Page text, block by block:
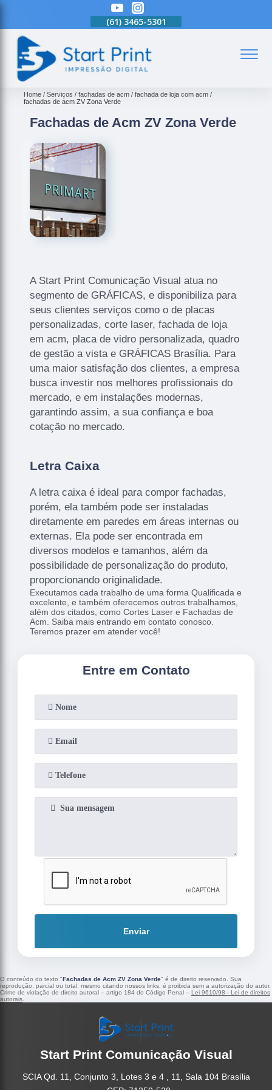
(61) 3465-5301
Home Serviços fachadas de acm
fachada de loja com acm
fachadas de acm ZV Zona Verde
Fachadas de Acm ZV Zona Verde
A Start Print Comunicação Visual atua no
segmento de GRÁFICAS, e disponibiliza para
seus clientes serviços como o de placas
personalizadas, corte laser, fachada de loja
em acm, placa de vidro personalizada, quadro
de gestão a vista e GRÁFICAS Brasília. Para
uma maior satisfação dos clientes, a empresa
busca investir nos melhores profissionais do
mercado, e em instalações modernas,
garantindo assim, a sua confiança e boa
cotação no mercado.
Letra Caixa
A letra caixa é ideal para compor fachadas,
porém, ela também pode ser instaladas
diretamente em paredes em áreas internas ou
externas. Ela pode ser encontrada em
diversos modelos e tamanhos, além da
possibilidade de personalização do produto,
proporcionando originalidade.
Executamos cada trabalho de uma forma Qualificada e
excelente, e também oferecemos outros trabalhamos,
além dos citados, como Cortes Laser e Fachadas de
Acm. Saiba mais entrando em contato conosco.
Teremos prazer em atender você!
Entre em Contato
Enviar
O conteúdo do texto "Fachadas de Acm ZV Zona Verde" é de direito reservado. Sua
reprodução, parcial ou total, mesmo citando nossos links, é proibida sem a autorização do autor.
Crime de violação de direito autoral – artigo 184 do Código Penal – Lei 9610/98 - Lei de direitos
autorais
Start Print Comunicação Visual
SCIA Qd. 11, Conjunto 3, Lotes 3 e 4 , 11, Sala 104 Brasília